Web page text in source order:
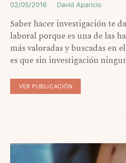
02/05/2016 David Aparicio
Saber hacer investigación te
laboral porque es una de las
más valoradas y buscadas en
es que sin investigación
VER PUBLICACIÓN